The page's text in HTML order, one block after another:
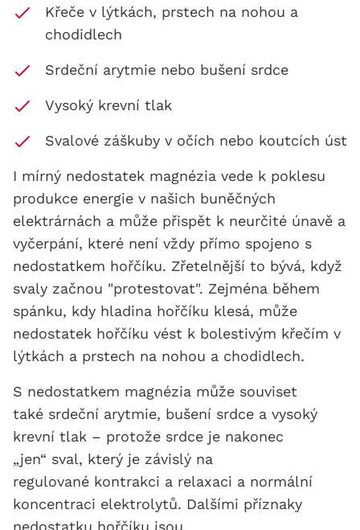
Křeče v lýtkách, prstech na nohou a
chodidlech
Srdeční arytmie nebo bušení srdce
Vysoký krevní tlak
Svalové záškuby v očích nebo koutcích úst
I mírný nedostatek magnézia vede k poklesu
produkce energie v našich buněčných
elektrárnách a může přispět k neurčité únavě a
vyčerpání, které není vždy přímo spojeno s
nedostatkem hořčíku. Zřetelnější to bývá, když
svaly začnou "protestovat". Zejména během
spánku, kdy hladina hořčíku klesá, může
nedostatek hořčíku vést k bolestivým křečím v
lýtkách a prstech na nohou a chodidlech.
S nedostatkem magnézia může souviset
také srdeční arytmie, bušení srdce a vysoký
krevní tlak – protože srdce je nakonec
„jen“ sval, který je závislý na
regulované kontrakci a relaxaci a normální
koncentraci elektrolytů. Dalšími příznaky
nedostatku hořčíku jsou